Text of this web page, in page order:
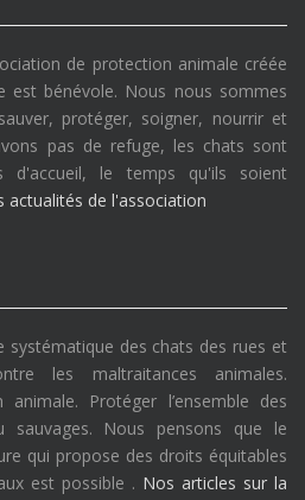
de protection animale créée
est bénévole. Nous nous sommes
protéger, soigner, nourrir et
pas de refuge, les chats sont
d'accueil, le temps qu'ils soient
actualités de l'association
systématique des chats des rues et
les maltraitances animales.
animale. Protéger l’ensemble des
sauvages. Nous pensons que le
qui propose des droits équitables
est possible . Nos articles sur la